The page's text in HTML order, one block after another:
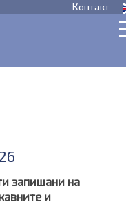
Контакт
запишани на
и